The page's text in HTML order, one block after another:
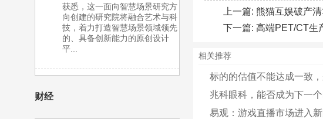
获悉，这一面向智慧场景研究方
向创建的研究院将融合艺术与科
技，着力打造智慧场景领域领先
的、具备创新能力的原创设计
平...
财经
上一篇: 熊猫互娱破产
下一篇: 高端PET/CT生
相关推荐
标的的估值不能达成一致
兆科眼科，能否成为下一
易观：游戏直播市场进入